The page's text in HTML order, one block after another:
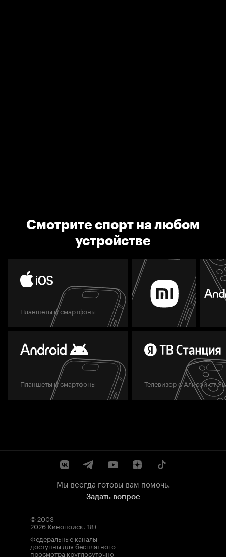
Смотрите спорт на любом
устройстве
Планшеты и смартфоны
Планшеты и смартфоны Телевизор с Алисой от
Мы всегда готовы вам помочь.
Задать вопрос
© 2003–
2026 Кинопоиск. 18+
Федеральные каналы
доступны для бесплатного
просмотра круглосуточно